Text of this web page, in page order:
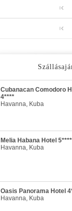
Cubanacan Comodoro
4****
Havanna, Kuba
Melia Habana Hotel
Havanna, Kuba
Oasis Panorama Hotel
Havanna, Kuba